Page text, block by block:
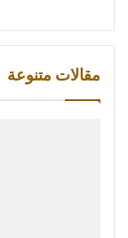
مقالات متنوعة